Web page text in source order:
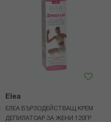
Elea
ЕЛЕА БЪРЗОДЕЙСТВАЩ КРЕМ
ДЕПИЛАТОАР ЗА ЖЕНИ 120ГР.